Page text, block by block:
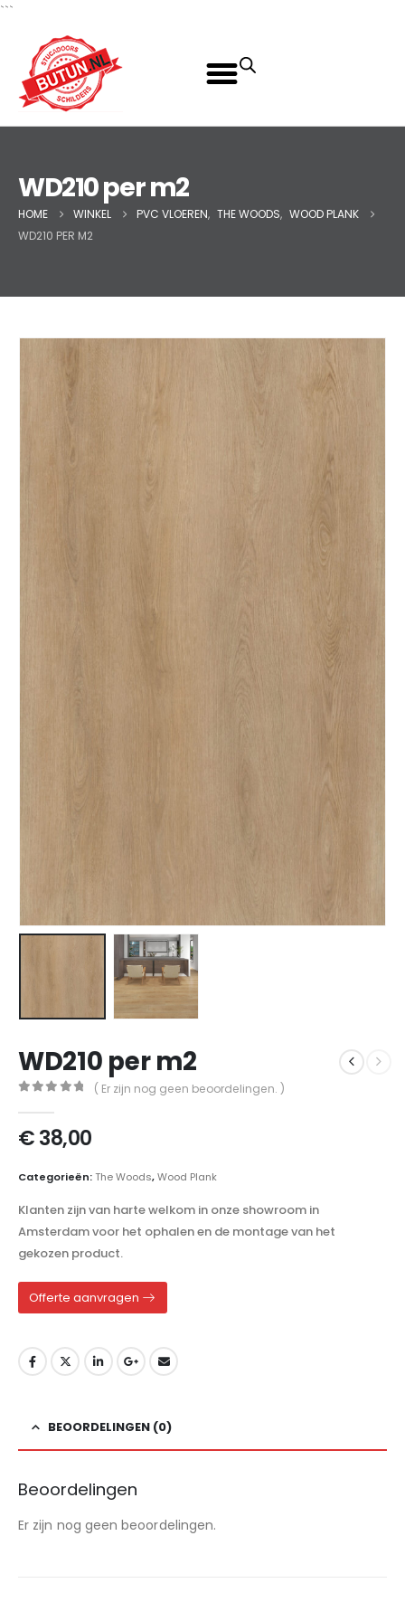
```
WD210 per m2
HOME WINKEL PVC VLOEREN, THE WOODS, WOOD PLANK
WD210 PER M2
WD210 per m2
( Er zijn nog geen beoordelingen. )
€38,00
Categorieën:The Woods,Wood Plank
Klanten zijn van harte welkom in onze showroom in
Amsterdam voor het ophalen en de montage van het
gekozen product.
Offerte aanvragen
BEOORDELINGEN (0)
Beoordelingen
Er zijn nog geen beoordelingen.